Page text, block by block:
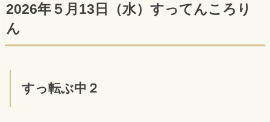
2026年５月13日（水）すってんころり
ん
すっ転ぶ中２